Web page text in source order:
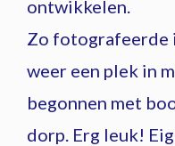
ontwikkelen.
Zo fotografeerde
weer een plek in
begonnen met
dorp. Erg leuk!